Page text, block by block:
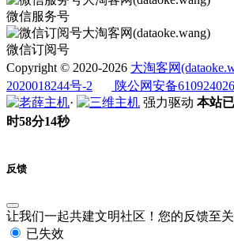
微信服务号
微信订阅号
Copyright © 2020-2026 大淘客网
2020018244号-2
陕公网安备
·
强力驱动 本站
时58分14秒
反馈
让我们一起共建文明社区！您的反馈至关
已失效